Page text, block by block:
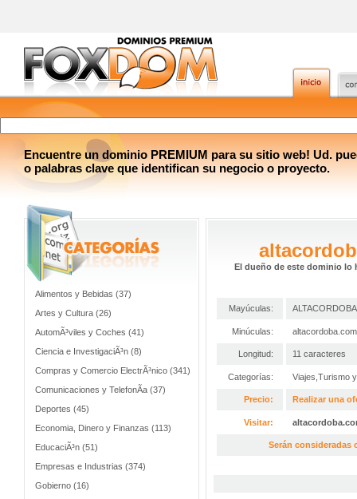
Encuentre un dominio PREMIUM para su sitio web! Ud.
o palabras clave que identifican su negocio o proyecto.
Alimentos y Bebidas (37)
Artes y Cultura (26)
AutomÃ³viles y Coches (41)
Ciencia e InvestigaciÃ³n (8)
Compras y Comercio ElectrÃ³nico (341)
Comunicaciones y TelefonÃ­a (37)
Deportes (45)
Economia, Dinero y Finanzas (113)
EducaciÃ³n (51)
Empresas e Industrias (374)
Gobierno (16)
El dueño de este dominio lo
Mayúculas:
Minúculas: altacordoba.com
Longitud: 11 caracteres
Categorías: Viajes,Turismo
Precio: Realizar una
Visitar:
Serán consideradas